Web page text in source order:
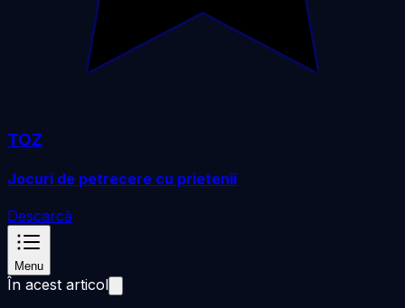
TOZ
Jocuri de petrecere cu prietenii
Descarcă
Menu
În acest articol